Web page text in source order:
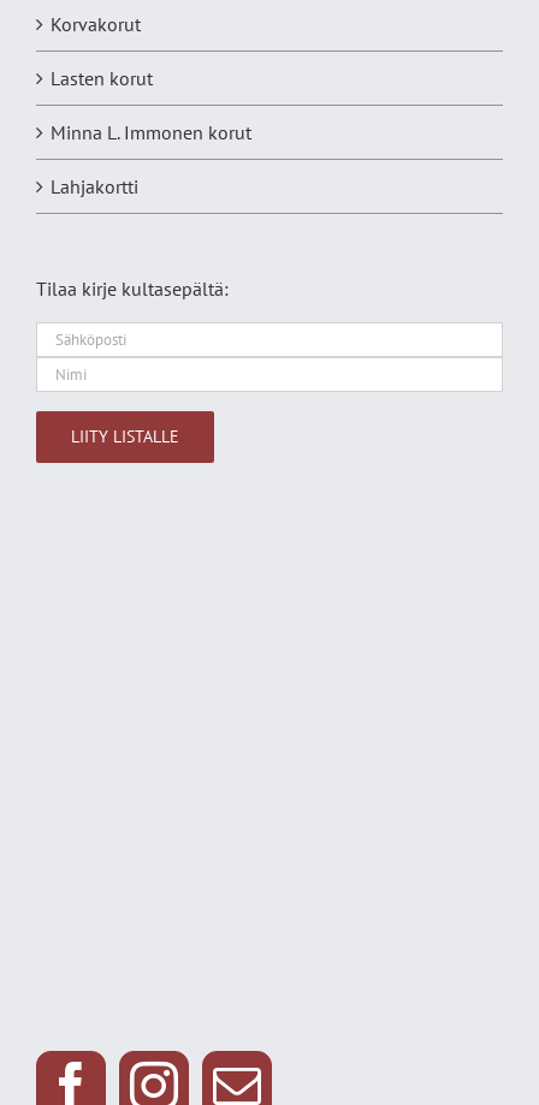
Korvakorut
Lasten korut
Minna L. Immonen korut
Lahjakortti
Tilaa kirje kultasepältä: